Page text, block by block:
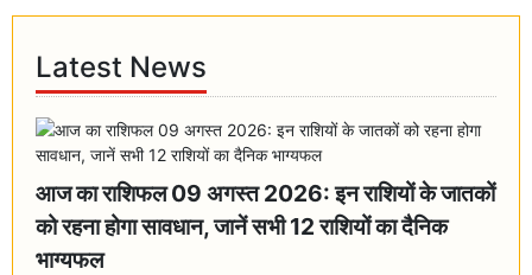
Latest News
आज का राशिफल 09 अगस्त 2026: इन राशियों के जातकों
को रहना होगा सावधान, जानें सभी 12 राशियों का दैनिक
भाग्यफल